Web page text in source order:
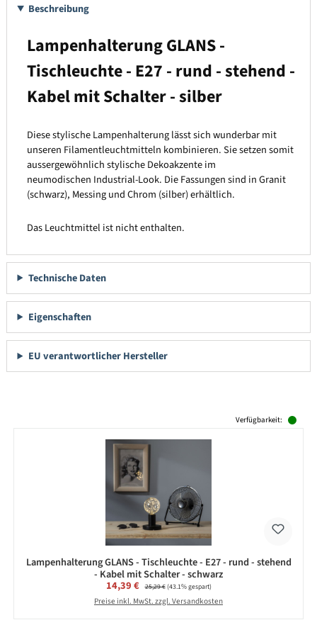
Beschreibung
Lampenhalterung GLANS -
Tischleuchte - E27 - rund - stehend -
Kabel mit Schalter - silber
Diese stylische Lampenhalterung lässt sich wunderbar mit
unseren Filamentleuchtmitteln kombinieren. Sie setzen somit
aussergewöhnlich stylische Dekoakzente im
neumodischen Industrial-Look. Die Fassungen sind in Granit
(schwarz), Messing und Chrom (silber) erhältlich.
Das Leuchtmittel ist nicht enthalten.
Technische Daten
Eigenschaften
EU verantwortlicher Hersteller
Verfügbarkeit:
Lampenhalterung GLANS - Tischleuchte - E27 - rund - stehend
- Kabel mit Schalter - schwarz
Verkaufspreis:
14,39 € Regulärer Preis:
25,29 €(43.1% gespart)
Preise inkl. MwSt. zzgl. Versandkosten